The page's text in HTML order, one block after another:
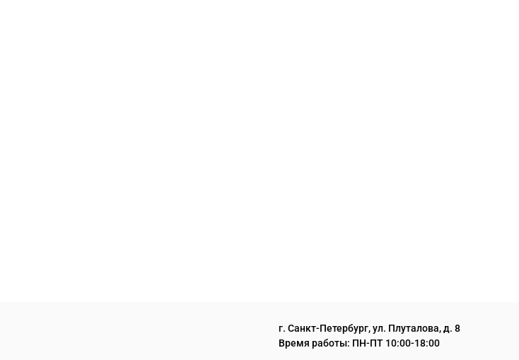
г. Санкт-Петербург, ул. Плуталова, д. 8
Время работы: ПН-ПТ 10:00-18:00